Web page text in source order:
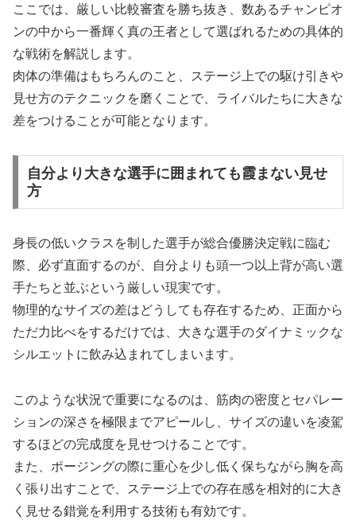
ここでは、厳しい比較審査を勝ち抜き、数あるチャンピオ
ンの中から一番輝く真の王者として選ばれるための具体的
な戦術を解説します。
肉体の準備はもちろんのこと、ステージ上での駆け引きや
見せ方のテクニックを磨くことで、ライバルたちに大きな
差をつけることが可能となります。
自分より大きな選手に囲まれても霞まない見せ
方
身長の低いクラスを制した選手が総合優勝決定戦に臨む
際、必ず直面するのが、自分よりも頭一つ以上背が高い選
手たちと並ぶという厳しい現実です。
物理的なサイズの差はどうしても存在するため、正面から
ただ力比べをするだけでは、大きな選手のダイナミックな
シルエットに飲み込まれてしまいます。
このような状況で重要になるのは、筋肉の密度とセパレー
ションの深さを極限までアピールし、サイズの違いを凌駕
するほどの完成度を見せつけることです。
また、ポージングの際に重心を少し低く保ちながら胸を高
く張り出すことで、ステージ上での存在感を相対的に大き
く見せる錯覚を利用する技術も有効です。